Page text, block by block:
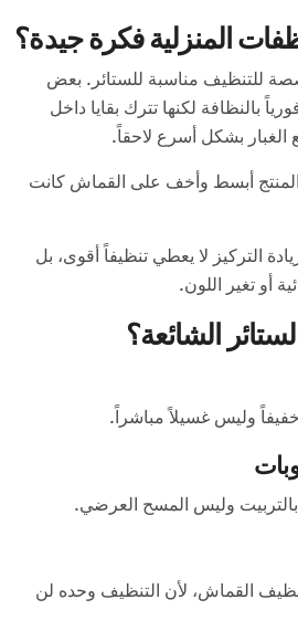
المنزلية فكرة جيدة؟
للتنظيف مناسبة للستائر. بعض
بالنظافة لكنها تترك بقايا داخل
الغبار بشكل أسرع لاحقاً.
المنتج أبسط وأخف على القماش كانت
التركيز لا يعطي تنظيفاً أقوى، بل
أو تغير اللون.
الشائعة؟
وليس غسيلاً مباشراً.
بالتربيت وليس المسح العرضي.
القماش، لأن التنظيف وحده لن